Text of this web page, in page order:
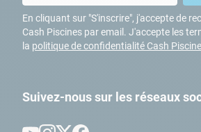
En cliquant sur "S'inscrire", j'accepte de
Cash Piscines par email. J'accepte les
la politique de confidentialité Cash
Suivez-nous sur les réseaux